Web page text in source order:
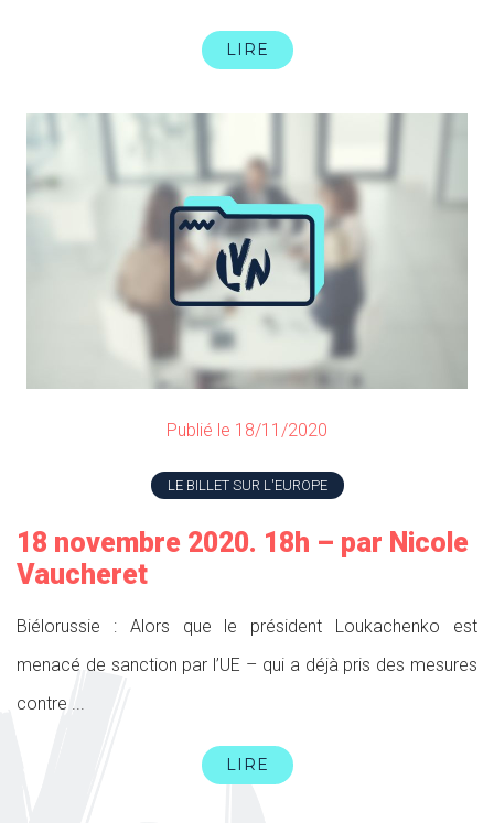
LIRE
Publié le 18/11/2020
LE BILLET SUR L'EUROPE
18 novembre 2020. 18h – par Nicole
Vaucheret
Biélorussie : Alors que le président Loukachenko est
menacé de sanction par l’UE – qui a déjà pris des mesures
contre ...
LIRE